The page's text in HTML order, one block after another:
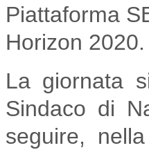
Piattaforma
Horizon 2020.
La giornata
Sindaco di
seguire,